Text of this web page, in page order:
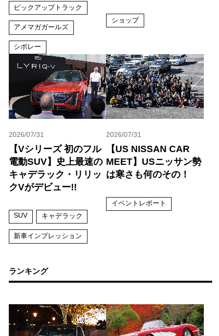
ピックアップトラック
アメマガガールズ
シボレー
ショップ
2026/07/31
【Vシリーズ 初のフル
電動SUV】史上最速の
キャデラック・リリッ
クVがデビュー!!
SUV キャデラック
新車インプレッション
2026/07/31
【US NISSAN CAR
MEET】USニッサン勢
は寒さも何のその！
イベントレポート
ランキング